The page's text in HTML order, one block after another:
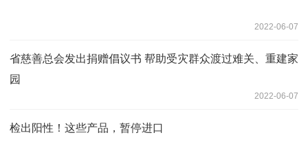
2022-06-07
省慈善总会发出捐赠倡议书 帮助受灾群众渡过难关、重建家
园
2022-06-07
检出阳性！这些产品，暂停进口